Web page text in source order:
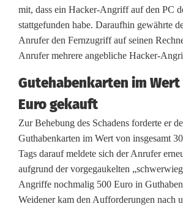
h
e
r
M
i
c
r
o
s
mit, dass ein Hacker-Angriff auf den PC
stattgefunden habe. Daraufhin gewährte
Anrufer den Fernzugriff auf seinen
Anrufer mehrere angebliche Hacker-
Gutehabenkarten im
Euro gekauft
Zur Behebung des Schadens forderte er
Guthabenkarten im Wert von insgesamt
Tags darauf meldete sich der Anrufer
aufgrund der vorgegaukelten
Angriffe nochmalig 500 Euro in
Weidener kam den Aufforderungen nach